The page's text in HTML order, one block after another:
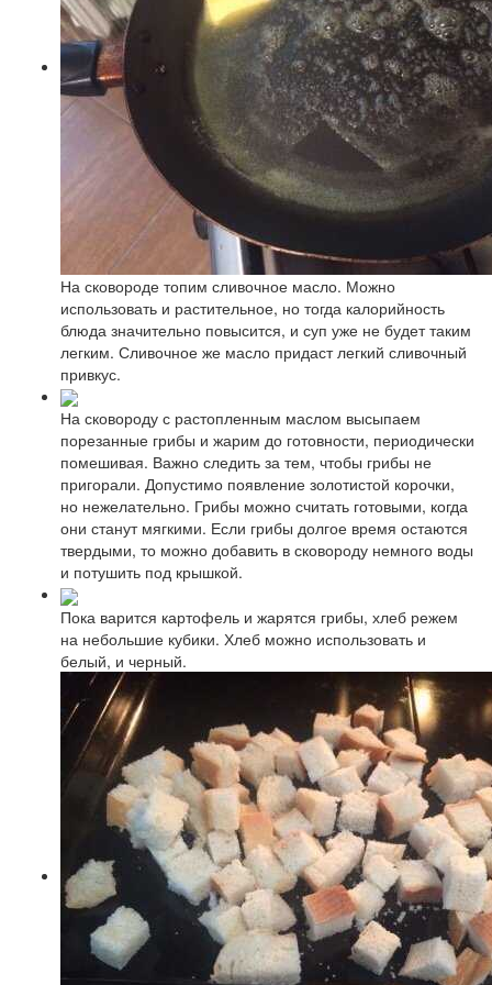
На сковороде топим сливочное масло. Можно
использовать и растительное, но тогда калорийность
блюда значительно повысится, и суп уже не будет таким
легким. Сливочное же масло придаст легкий сливочный
привкус.
На сковороду с растопленным маслом высыпаем
порезанные грибы и жарим до готовности, периодически
помешивая. Важно следить за тем, чтобы грибы не
пригорали. Допустимо появление золотистой корочки,
но нежелательно. Грибы можно считать готовыми, когда
они станут мягкими. Если грибы долгое время остаются
твердыми, то можно добавить в сковороду немного воды
и потушить под крышкой.
Пока варится картофель и жарятся грибы, хлеб режем
на небольшие кубики. Хлеб можно использовать и
белый, и черный.